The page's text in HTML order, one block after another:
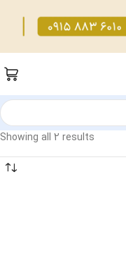
Showing all 2 results